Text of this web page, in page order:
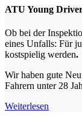
ATU Young
Ob bei der
eines Unfalls: Für
kostspielig werden.
Wir haben gute
Fahrern unter 28
Weiterlesen